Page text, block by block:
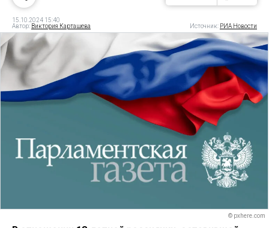
15.10.2024 15:40
Автор: Виктория Карташева Источник: РИА Новости
© pxhere.com